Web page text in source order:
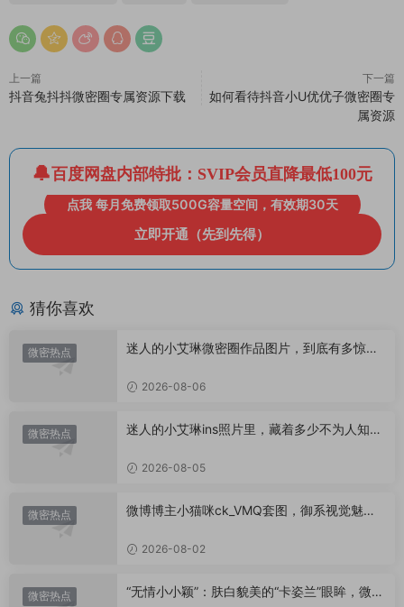
上一篇
抖音兔抖抖微密圈专属资源下载
下一篇
如何看待抖音小U优优子微密圈专
属资源
百度网盘内部特批：SVIP会员直降最低100元
点我 每月免费领取500G容量空间，有效期30天
立即开通（先到先得）
猜你喜欢
微密热点
迷人的小艾琳微密圈作品图片，到底有多惊
2026-08-06
微密热点
迷人的小艾琳ins照片里，藏着多少不为人知的
2026-08-05
微密热点
微博博主小猫咪ck_VMQ套图，御系视觉魅力
2026-08-02
微密热点
“无情小小颖”：肤白貌美的“卡姿兰”眼眸，微密